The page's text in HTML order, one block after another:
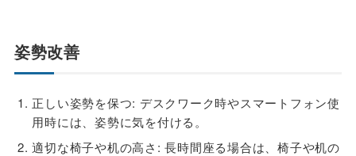
姿勢改善
正しい姿勢を保つ: デスクワーク時やスマートフォン使
用時には、姿勢に気を付ける。
適切な椅子や机の高さ: 長時間座る場合は、椅子や机の